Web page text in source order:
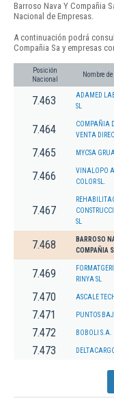
Barroso Nava Y Compañia
Nacional de Empresas.
A continuación podrá
Compañia Sa y empresas
Posición
Nacional
Nombre
7.463
ADAMED
SL
7.464
COMPAÑIA
VENTA
7.465 MYCSA
7.466
VINALOPO
COLOR SL.
7.467
SL
7.468
BARROSO
COMPAÑIA
7.469
RINYA SL
7.470 ASCALE TECH
7.471 PUNTOS
7.472 BOBOLI S.A.
7.473 DELTACARGO